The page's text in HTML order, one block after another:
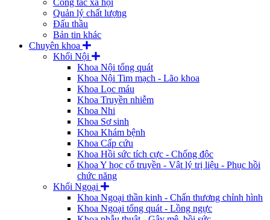
Quản lý chất lượng
Đấu thầu
Bản tin khác
Chuyên khoa
Khối Nội
Khoa Nội tổng quát
Khoa Nội Tim mạch - Lão khoa
Khoa Lọc máu
Khoa Truyền nhiễm
Khoa Nhi
Khoa Sơ sinh
Khoa Khám bệnh
Khoa Cấp cứu
Khoa Hồi sức tích cực - Chống độc
Khoa Y học cổ truyền - Vật lý trị liệu - Phục hồi
chức năng
Khối Ngoại
Khoa Ngoại thần kinh - Chấn thương chỉnh hình
Khoa Ngoại tổng quát - Lồng ngực